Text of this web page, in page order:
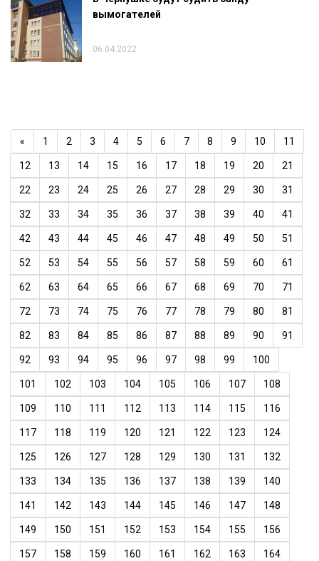
вымогателей
06.04.2022
« 1 2 3 4 5 6 7 8 9 10 11
12 13 14 15 16 17 18 19 20 21
22 23 24 25 26 27 28 29 30 31
32 33 34 35 36 37 38 39 40 41
42 43 44 45 46 47 48 49 50 51
52 53 54 55 56 57 58 59 60 61
62 63 64 65 66 67 68 69 70 71
72 73 74 75 76 77 78 79 80 81
82 83 84 85 86 87 88 89 90 91
92 93 94 95 96 97 98 99 100
101 102 103 104 105 106 107 108
109 110 111 112 113 114 115 116
117 118 119 120 121 122 123 124
125 126 127 128 129 130 131 132
133 134 135 136 137 138 139 140
141 142 143 144 145 146 147 148
149 150 151 152 153 154 155 156
157 158 159 160 161 162 163 164